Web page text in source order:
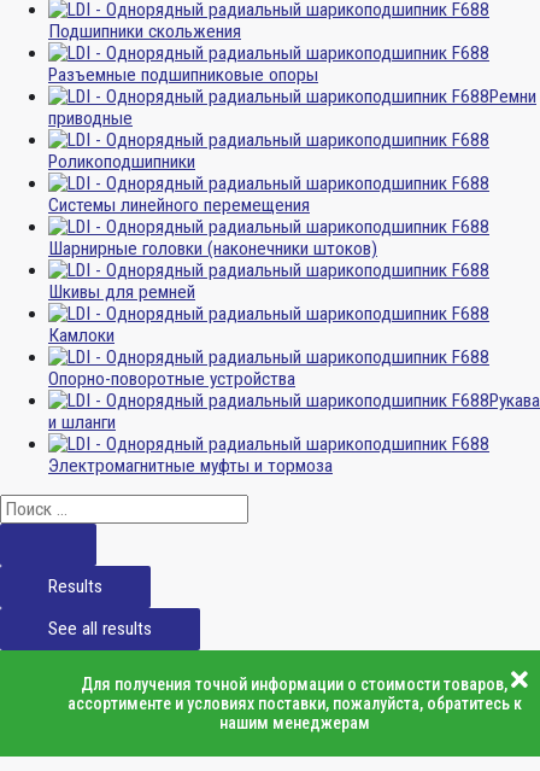
Подшипники скольжения
Разъемные подшипниковые опоры
Ремни
приводные
Роликоподшипники
Системы линейного перемещения
Шарнирные головки (наконечники штоков)
Шкивы для ремней
Камлоки
Опорно-поворотные устройства
Рукава
и шланги
Электромагнитные муфты и тормоза
Results
See all results
Для получения точной информации о стоимости товаров,
ассортименте и условиях поставки, пожалуйста, обратитесь к
нашим менеджерам